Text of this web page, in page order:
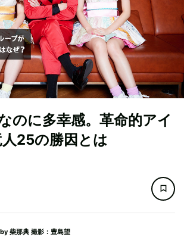
のに多幸感。革命的アイ
人25の勝因とは
柴那典 撮影：豊島望